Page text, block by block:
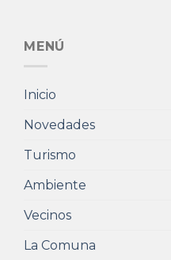
MENÚ
Inicio
Novedades
Turismo
Ambiente
Vecinos
La Comuna